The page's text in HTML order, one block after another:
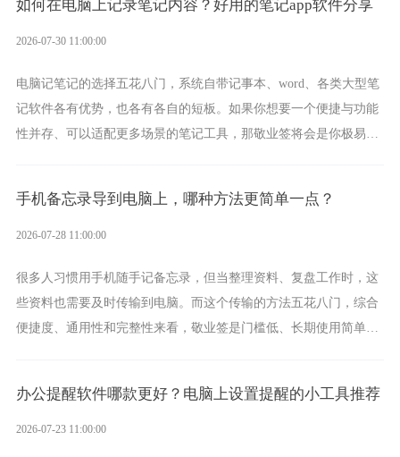
如何在电脑上记录笔记内容？好用的笔记app软件分享
2026-07-30 11:00:00
电脑记笔记的选择五花八门，系统自带记事本、word、各类大型笔
记软件各有优势，也各有各自的短板。如果你想要一个便捷与功能
性并存、可以适配更多场景的笔记工具，那敬业签将会是你极易上
手机备忘录导到电脑上，哪种方法更简单一点？
2026-07-28 11:00:00
很多人习惯用手机随手记备忘录，但当整理资料、复盘工作时，这
些资料也需要及时传输到电脑。而这个传输的方法五花八门，综合
便捷度、通用性和完整性来看，敬业签是门槛低、长期使用简单的
办公提醒软件哪款更好？电脑上设置提醒的小工具推荐
2026-07-23 11:00:00